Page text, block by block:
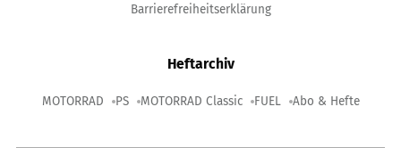
Barrierefreiheitserklärung
Heftarchiv
MOTORRAD PS MOTORRAD Classic FUEL Abo & Hefte